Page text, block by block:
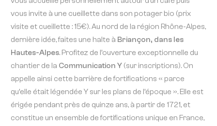
vous invite à une cueillette dans son potager bio (prix
visite et cueillette : 15€). Au nord de la région Rhône-Alpes,
dernière idée, faites une halte à Briançon, dans les
Hautes-Alpes. Profitez de l’ouverture exceptionnelle du
chantier de la Communication Y (sur inscriptions). On
appelle ainsi cette barrière de fortifications « parce
qu’elle était légendée Y sur les plans de l’époque ». Elle est
érigée pendant près de quinze ans, à partir de 1721, et
constitue un ensemble de fortifications unique en France,